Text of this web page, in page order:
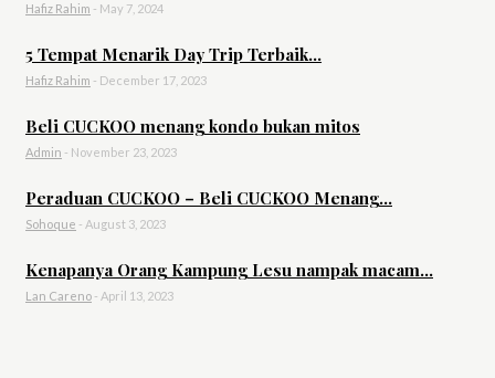
Hafiz Rahim - May 7, 2024
5 Tempat Menarik Day Trip Terbaik...
Hafiz Rahim - December 17, 2023
Beli CUCKOO menang kondo bukan mitos
Admin - November 23, 2023
Peraduan CUCKOO – Beli CUCKOO Menang...
Sohoque - August 3, 2023
Kenapanya Orang Kampung Lesu nampak macam...
Lan Careno - April 13, 2023